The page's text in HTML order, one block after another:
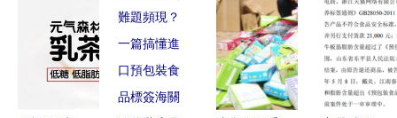
市場的機遇
與破局之道
品牌與市場
報價參考
減肥路上
的'智商
稅'陷阱